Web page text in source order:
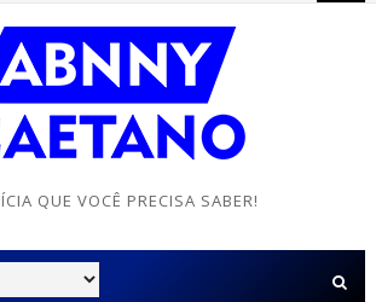
QUE VOCÊ PRECISA SABER!